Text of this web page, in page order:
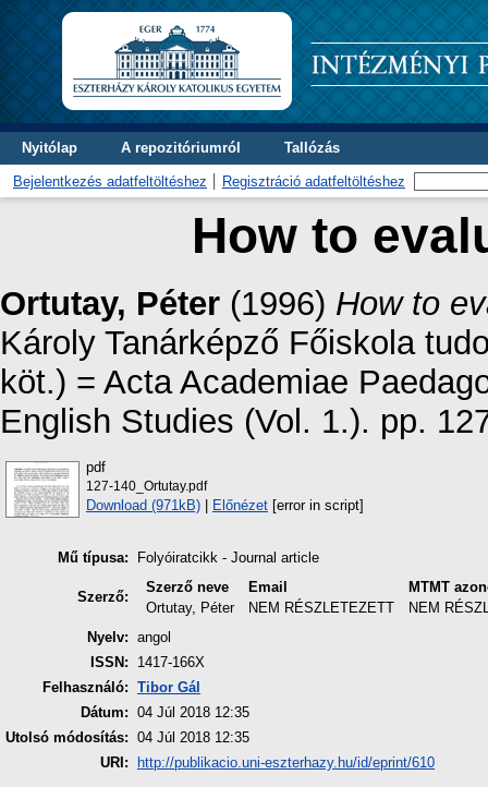
Nyitólap A repozitóriumról Tallózás
Bejelentkezés adatfeltöltéshez Regisztráció adatfeltöltéshez
How to
Ortutay, Péter (1996) How to
Károly Tanárképző Főiskola
köt.) = Acta Academiae
English Studies (Vol. 1.). pp.
pdf
127-140_Ortutay.pdf
Download (971kB) | Előnézet [error in script]
Mű típusa: Folyóiratcikk - Journal article
Szerző:
Szerző neve Email
MTMT
Ortutay, Péter
NEM RÉSZLETEZETT
NEM
Nyelv: angol
ISSN:
1417-166X
Felhasználó: Tibor Gál
Dátum: 04 Júl 2018 12:35
Utolsó módosítás: 04 Júl 2018 12:35
URI:
http://publikacio.uni-eszterhazy.hu/id/eprint/610